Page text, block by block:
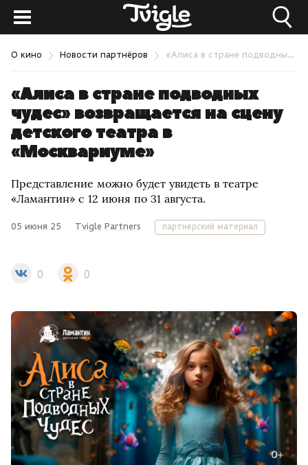
О кино Новости партнёров «Алиса в стране подводных чудес» возвращается на сцену детского театра в «Москвариуме»
«Алиса в стране подводных
чудес» возвращается на сцену
детского театра в
«Москвариуме»
Представление можно будет увидеть в театре
«Ламантин» с 12 июня по 31 августа.
05 июня 25 Tvigle Partners партнерский материал
0 0